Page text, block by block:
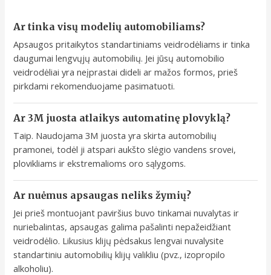
Ar tinka visų modelių automobiliams?
Apsaugos pritaikytos standartiniams veidrodėliams ir tinka
daugumai lengvųjų automobilių. Jei jūsų automobilio
veidrodėliai yra neįprastai dideli ar mažos formos, prieš
pirkdami rekomenduojame pasimatuoti.
Ar 3M juosta atlaikys automatinę plovyklą?
Taip. Naudojama 3M juosta yra skirta automobilių
pramonei, todėl ji atspari aukšto slėgio vandens srovei,
plovikliams ir ekstremalioms oro sąlygoms.
Ar nuėmus apsaugas neliks žymių?
Jei prieš montuojant paviršius buvo tinkamai nuvalytas ir
nuriebalintas, apsaugas galima pašalinti nepažeidžiant
veidrodėlio. Likusius klijų pėdsakus lengvai nuvalysite
standartiniu automobilių klijų valikliu (pvz., izopropilo
alkoholiu).